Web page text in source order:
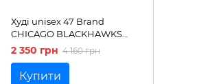
Худі unisex 47 Brand
CHICAGO BLACKHAWKS
IMPRINT BA | 636658JK-FS
2 350 грн 4 160 грн
Купити